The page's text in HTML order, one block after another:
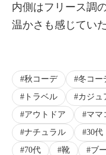
内側はフリース調
温かさも感じてい
秋コーデ 冬コー
トラベル
カジュ
アウトドア
ママ
ナチュラル
30代
70代
靴 ブ